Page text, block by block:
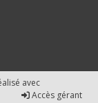
avec
Accès gérant